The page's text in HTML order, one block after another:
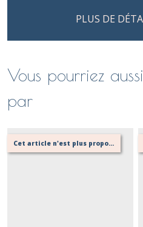
PLUS DE
Vous pourriez
par
Cet article n'est plus proposé, retournez au menu principal ou contactez moi!